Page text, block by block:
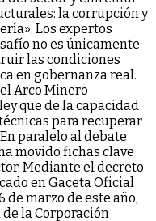
la corrupción y
Los expertos
no es únicamente
las condiciones
en gobernanza real.
Arco Minero
que de la capacidad
para recuperar
paralelo al debate
movido fichas clave
Mediante el decreto
en Gaceta Oficial
marzo de este año,
la Corporación